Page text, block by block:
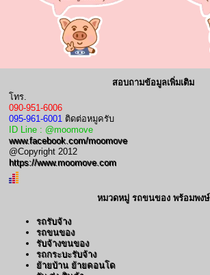
สอบถามข้อมูลเพิ่มเติม
โทร.
090-951-6006
095-961-6001 ติดต่อหมูครับ
ID Line : @moomove
www.facebook.com/moomove
@Copyright 2012
https://www.moomove.com
หมวดหมู่ รถขนของ พร้อมพงษ์
รถรับจ้าง
รถขนของ
รับจ้างขนของ
รถกระบะรับจ้าง
ย้ายบ้าน ย้ายคอนโด